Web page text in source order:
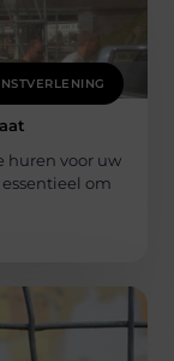
huren voor uw
om